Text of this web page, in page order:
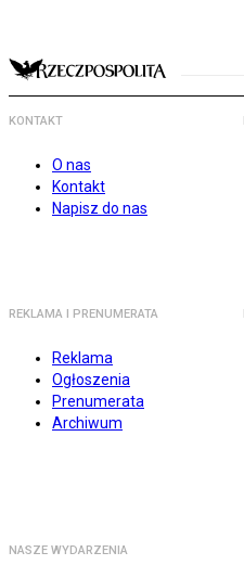
KONTAKT
O nas
Kontakt
Napisz do nas
REKLAMA I PRENUMERATA
Reklama
Ogłoszenia
Prenumerata
Archiwum
NASZE WYDARZENIA